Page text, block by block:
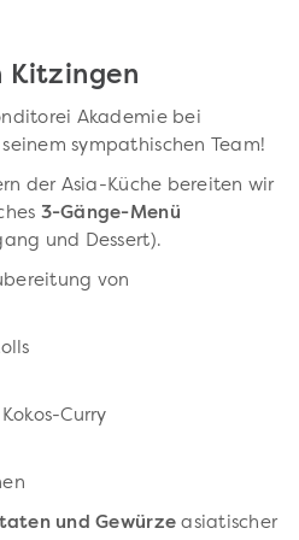
Kitzingen
Akademie bei
sympathischen Team!
der Asia-Küche bereiten wir
3-Gänge-Menü
und Dessert).
von
Curry
und Gewürze asiatischer